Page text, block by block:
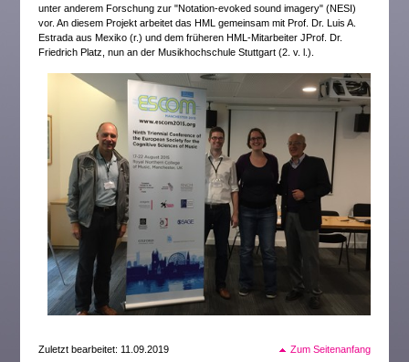
unter anderem Forschung zur "Notation-evoked sound imagery" (NESI)
vor. An diesem Projekt arbeitet das HML gemeinsam mit Prof. Dr. Luis A.
Estrada aus Mexiko (r.) und dem früheren HML-Mitarbeiter JProf. Dr.
Friedrich Platz, nun an der Musikhochschule Stuttgart (2. v. l.).
Zuletzt bearbeitet: 11.09.2019 Zum Seitenanfang